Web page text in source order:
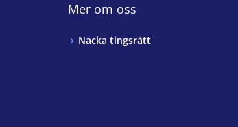
Mer om oss
Nacka tingsrätt